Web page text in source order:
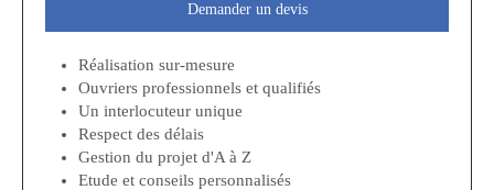
Demander un devis
Réalisation sur-mesure
Ouvriers professionnels et qualifiés
Un interlocuteur unique
Respect des délais
Gestion du projet d'A à Z
Etude et conseils personnalisés